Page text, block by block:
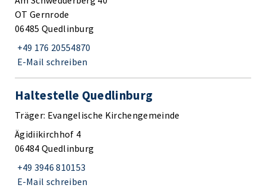
OT Gernrode
06485 Quedlinburg
+49 176 20554870
E-Mail schreiben
Haltestelle Quedlinburg
Träger: Evangelische Kirchengemeinde
Ägidiikirchhof 4
06484 Quedlinburg
+49 3946 810153
E-Mail schreiben